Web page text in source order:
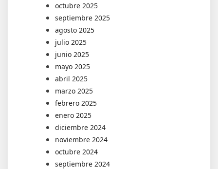
octubre 2025
septiembre 2025
agosto 2025
julio 2025
junio 2025
mayo 2025
abril 2025
marzo 2025
febrero 2025
enero 2025
diciembre 2024
noviembre 2024
octubre 2024
septiembre 2024